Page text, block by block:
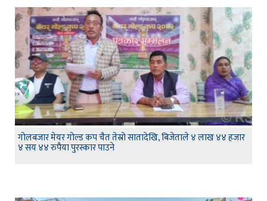
गोलबजार मेयर गोल्ड कप चैत तेस्रो सातादेखि, बिजेताले ४ लाख ४४ हजार
४ सय ४४ रुपैया पुरस्कार पाउने